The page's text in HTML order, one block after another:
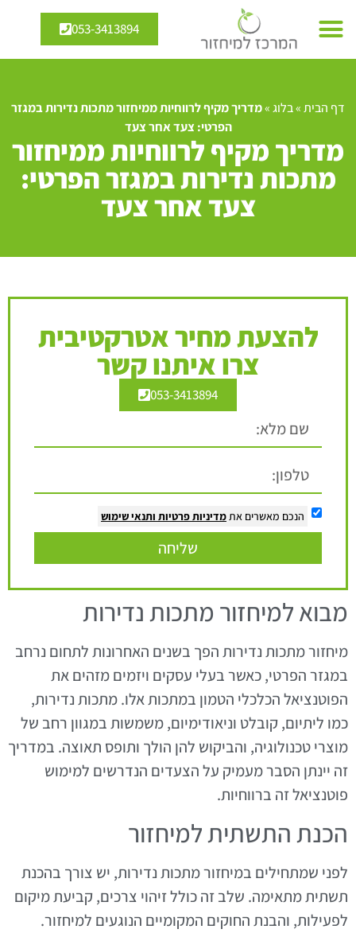
053-3413894
דף הבית»בלוג»מדריך מקיף לרווחיות ממיחזור מתכות נדירות במגזר
הפרטי: צעד אחר צעד
מדריך מקיף לרווחיות ממיחזור
מתכות נדירות במגזר הפרטי:
צעד אחר צעד
להצעת מחיר אטרקטיבית
צרו איתנו קשר
053-3413894
הנכם מאשרים את מדיניות פרטיות ותנאי שימוש
שליחה
מבוא למיחזור מתכות נדירות
מיחזור מתכות נדירות הפך בשנים האחרונות לתחום נרחב
במגזר הפרטי, כאשר בעלי עסקים ויזמים מזהים את
הפוטנציאל הכלכלי הטמון במתכות אלו. מתכות נדירות,
כמו ליתיום, קובלט וניאודימיום, משמשות במגוון רחב של
מוצרי טכנולוגיה, והביקוש להן הולך ותופס תאוצה. במדריך
זה יינתן הסבר מעמיק על הצעדים הנדרשים למימוש
פוטנציאל זה ברווחיות.
הכנת התשתית למיחזור
לפני שמתחילים במיחזור מתכות נדירות, יש צורך בהכנת
תשתית מתאימה. שלב זה כולל זיהוי צרכים, קביעת מיקום
לפעילות, והבנת החוקים המקומיים הנוגעים למיחזור.